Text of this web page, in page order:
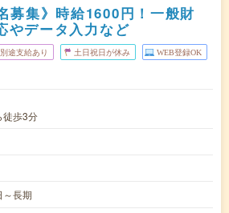
募集》時給1600円！一般財
やデータ入力など
途支給あり 土日祝日が休み WEB登録OK
徒歩3分
～長期